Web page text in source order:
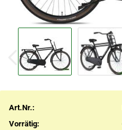
Art.Nr.:
Vorrätig: